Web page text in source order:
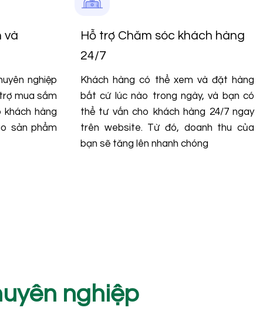
và
nghiệp
mua sắm
khách hàng
sản phẩm
Hỗ trợ Chăm sóc khách hàng
24/7
Khách hàng có thể xem và đặt hàng
bất cứ lúc nào trong ngày, và bạn có
thể tư vấn cho khách hàng 24/7 ngay
trên website. Từ đó, doanh thu của
bạn sẽ tăng lên nhanh chóng
nghiệp